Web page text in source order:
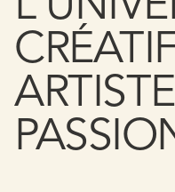
ARTISTE